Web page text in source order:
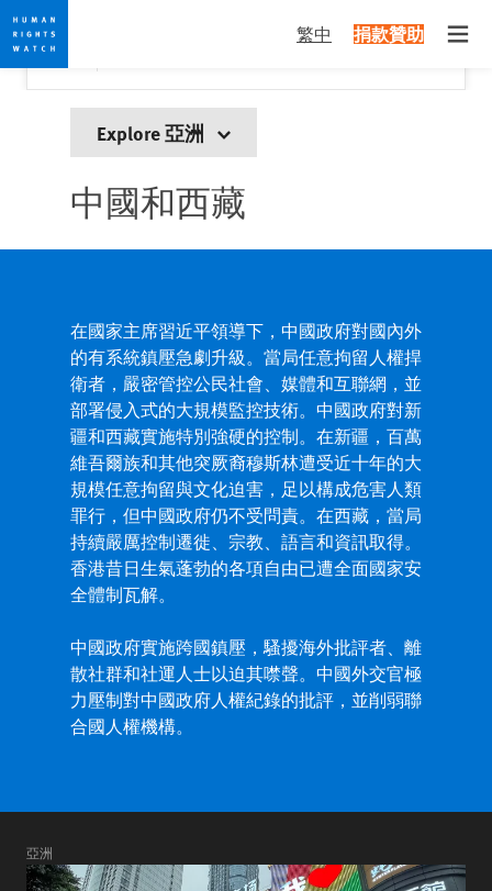
Skip
to
cookie
privacy
Skip
to
main
content
繁中 捐款贊助
Would you like to read this page in English?
Yes
✕
Explore 亞洲
中國和西藏
在國家主席習近平領導下，中國政府對國內外
的有系統鎮壓急劇升級。當局任意拘留人權捍
衛者，嚴密管控公民社會、媒體和互聯網，並
部署侵入式的大規模監控技術。中國政府對新
疆和西藏實施特別強硬的控制。在新疆，百萬
維吾爾族和其他突厥裔穆斯林遭受近十年的大
規模任意拘留與文化迫害，足以構成危害人類
罪行，但中國政府仍不受問責。在西藏，當局
持續嚴厲控制遷徙、宗教、語言和資訊取得。
香港昔日生氣蓬勃的各項自由已遭全面國家安
全體制瓦解。
中國政府實施跨國鎮壓，騷擾海外批評者、離
散社群和社運人士以迫其噤聲。中國外交官極
力壓制對中國政府人權紀錄的批評，並削弱聯
合國人權機構。
亞洲